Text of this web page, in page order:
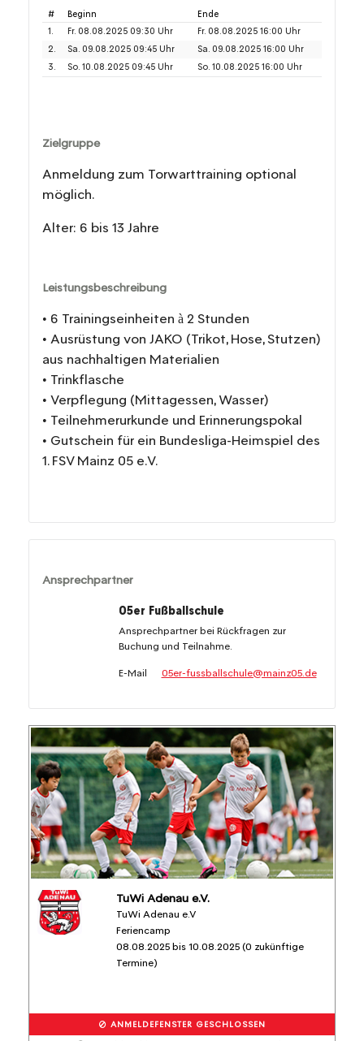
# Beginn
Ende
1.
Fr. 08.08.2025 09:30 Uhr
Fr. 08.08.2025 16:00 Uhr
2.
Sa. 09.08.2025 09:45 Uhr
Sa. 09.08.2025 16:00 Uhr
3.
So. 10.08.2025 09:45 Uhr So. 10.08.2025 16:00 Uhr
Zielgruppe
Anmeldung zum Torwarttraining optional
möglich.
Alter: 6 bis 13 Jahre
Leistungsbeschreibung
• 6 Trainingseinheiten à 2 Stunden
• Ausrüstung von JAKO (Trikot, Hose, Stutzen)
aus nachhaltigen Materialien
• Trinkflasche
• Verpflegung (Mittagessen, Wasser)
• Teilnehmerurkunde und Erinnerungspokal
• Gutschein für ein Bundesliga-Heimspiel des
1. FSV Mainz 05 e.V.
Ansprechpartner
05er Fußballschule
Ansprechpartner bei Rückfragen zur
Buchung und Teilnahme.
E-Mail 05er-fussballschule@mainz05.de
TuWi Adenau e.V.
TuWi Adenau e.V
Feriencamp
08.08.2025 bis 10.08.2025 (0 zukünftige
Termine)
ANMELDEFENSTER GESCHLOSSEN